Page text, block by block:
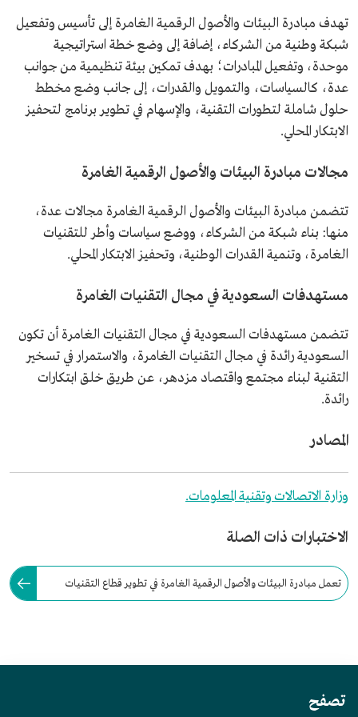
تهدف مبادرة البيئات والأصول الرقمية الغامرة إلى تأسيس وتفعيل
شبكة وطنية من الشركاء، إضافة إلى وضع خطة استراتيجية
موحدة، وتفعيل المبادرات؛ بهدف تمكين بيئة تنظيمية من جوانب
عدة، كالسياسات، والتمويل والقدرات، إلى جانب وضع مخطط
حلول شاملة لتطورات التقنية، والإسهام في تطوير برنامج لتحفيز
الابتكار المحلي.
مجالات مبادرة البيئات والأصول الرقمية الغامرة
تتضمن مبادرة البيئات والأصول الرقمية الغامرة مجالات عدة،
منها: بناء شبكة من الشركاء، ووضع سياسات وأطر للتقنيات
الغامرة، وتنمية القدرات الوطنية، وتحفيز الابتكار المحلي.
مستهدفات السعودية في مجال التقنيات الغامرة
تتضمن مستهدفات السعودية في مجال التقنيات الغامرة أن تكون
السعودية رائدة في مجال التقنيات الغامرة، والاستمرار في تسخير
التقنية لبناء مجتمع واقتصاد مزدهر، عن طريق خلق ابتكارات
رائدة.
المصادر
وزارة الاتصالات وتقنية المعلومات.
الاختبارات ذات الصلة
تعمل مبادرة البيئات والأصول الرقمية الغامرة في تطوير قطاع التقنيات
تصفح